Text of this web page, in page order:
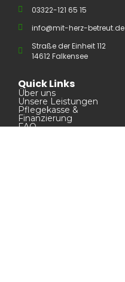
03322-121 65 15
info@mit-herz-betreut.de
Straße der Einheit 112
14612 Falkensee
Quick Links
Über uns
Unsere Leistungen
Pflegekasse &
Finanzierung
FAQ